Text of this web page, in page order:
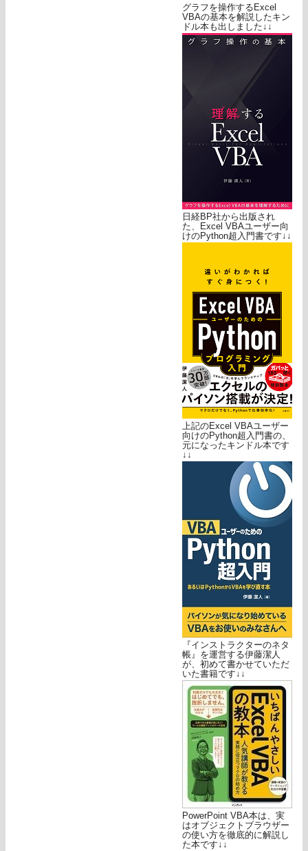
グラフを操作するExcel
VBAの基本を解説したキン
ドル本も出しました↓↓
日経BP社から出版され
た、Excel VBAユーザー向
けのPython超入門書です↓↓
上記のExcel VBAユーザー
向けのPython超入門書の、
元になったキンドル本です
↓↓
『インストラクターのネタ
帳』を運営する伊藤潔人
が、初めて書かせていただ
いた書籍です↓↓
PowerPoint VBA本は、実
はオブジェクトブラウザー
の使い方を徹底的に解説し
た本です↓↓